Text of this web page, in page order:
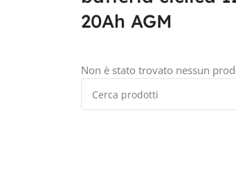
20Ah AGM
Non è stato trovato nessun